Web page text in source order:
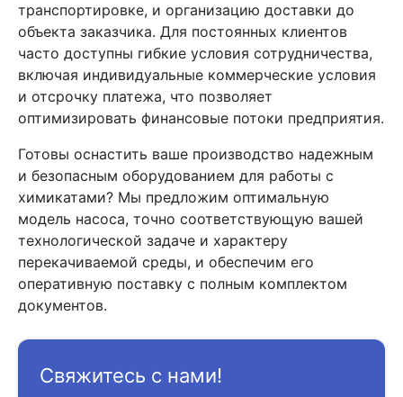
транспортировке, и организацию доставки до
объекта заказчика. Для постоянных клиентов
часто доступны гибкие условия сотрудничества,
включая индивидуальные коммерческие условия
и отсрочку платежа, что позволяет
оптимизировать финансовые потоки предприятия.
Готовы оснастить ваше производство надежным
и безопасным оборудованием для работы с
химикатами? Мы предложим оптимальную
модель насоса, точно соответствующую вашей
технологической задаче и характеру
перекачиваемой среды, и обеспечим его
оперативную поставку с полным комплектом
документов.
Свяжитесь с нами!